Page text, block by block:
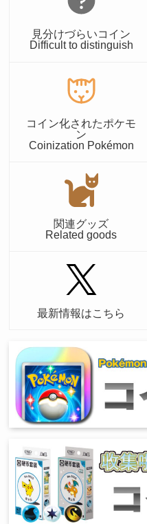
見分けづらいコイン
Difficult to distinguish
コイン化されたポケモ
ン
Coinization Pokémon
関連グッズ
Related goods
最新情報はこちら